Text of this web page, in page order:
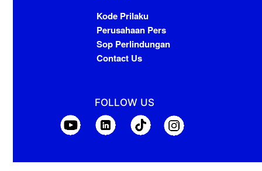
Kode Prilaku
Perusahaan Pers
Sop Perlindungan
Contact Us
FOLLOW US